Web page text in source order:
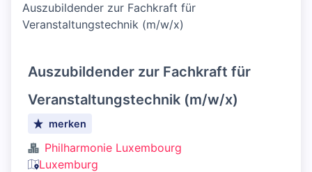
Auszubildender zur Fachkraft für
Veranstaltungstechnik (m/w/x)
Auszubildender zur Fachkraft für
Veranstaltungstechnik (m/w/x)
merken
Philharmonie Luxembourg
Luxemburg